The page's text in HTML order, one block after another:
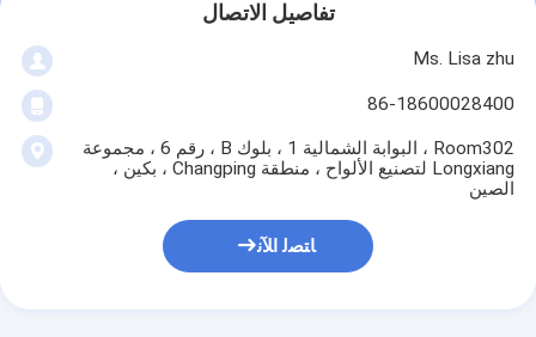
تفاصيل الاتصال
Ms. Lisa zhu
86-18600028400
Room302 ، البوابة الشمالية 1 ، بلوك B ، رقم 6 ، مجموعة
Longxiang لتصنيع الألواح ، منطقة Changping ، بكين ،
الصين
ﺎﺘﺼﻟ ﺍﻶﻧ